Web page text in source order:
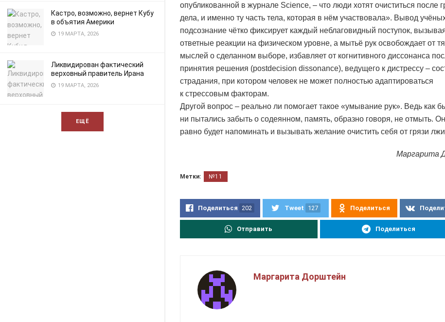
Кастро, возможно, вернет Кубу
в объятия Америки
19 МАРТА, 2026
Ликвидирован фактический
верховный правитель Ирана
19 МАРТА, 2026
ЕЩЁ
опубликованной в журнале Science, – что люди хотят очиститься после
дела, и именно ту часть тела, которая в нём участвовала». Вывод
подсознание чётко фиксирует каждый неблаговидный поступок,
ответные реакции на физическом уровне, а мытьё рук освобождает от
мыслей о сделанном выборе, избавляет от когнитивного диссонанса
принятия решения (postdecision dissonance), ведущего к дистрессу –
страдания, при котором человек не может полностью адаптироваться
к стрессовым факторам.
Другой вопрос – реально ли помогает такое «умывание рук». Ведь как
ни пытались забыть о содеянном, память, образно говоря, не отмыть.
равно будет напоминать и вызывать желание очистить себя от грязи
Маргарита
Метки: №11
Поделиться 202 Tweet 127 Поделиться
Отправить Поделиться
Маргарита Дорштейн